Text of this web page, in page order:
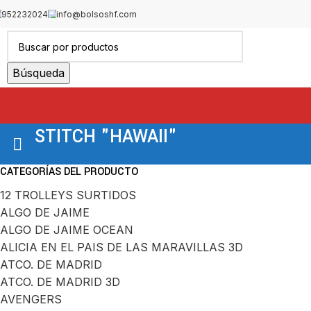
952232024 info@bolsoshf.com
Búsqueda
STITCH "HAWAII"
CATEGORÍAS DEL PRODUCTO
12 TROLLEYS SURTIDOS
ALGO DE JAIME
ALGO DE JAIME OCEAN
ALICIA EN EL PAIS DE LAS MARAVILLAS 3D
ATCO. DE MADRID
ATCO. DE MADRID 3D
AVENGERS